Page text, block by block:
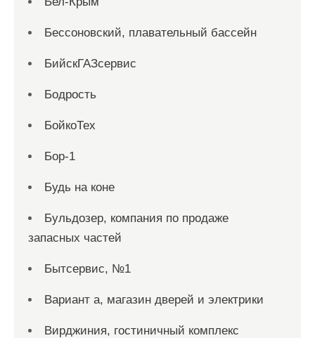
Бессоновский, плавательный бассейн
БийскГАЗсервис
Бодрость
БойкоТех
Бор-1
Будь на коне
Бульдозер, компания по продаже
запасных частей
Бытсервис, №1
Вариант а, магазин дверей и электрики
Вирджиния, гостиничный комплекс